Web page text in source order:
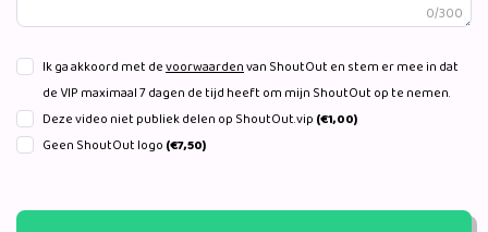
0/300
Ik ga akkoord met devoorwaardenvan ShoutOut en stem er mee in dat
de VIP maximaal 7 dagen de tijd heeft om mijn ShoutOut op te nemen.
Deze video niet publiek delen op ShoutOut.vip (€1,00)
Geen ShoutOut logo (€7,50)